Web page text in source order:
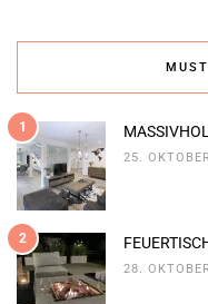
1
25.
2
28.